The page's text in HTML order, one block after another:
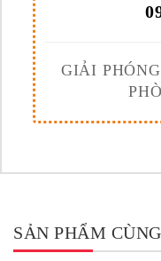
GIẢI
SẢN PHẨM